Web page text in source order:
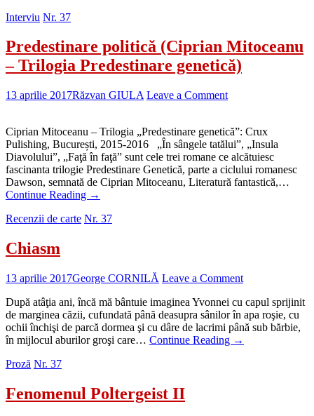
Interviu Nr. 37
Predestinare politică (Ciprian Mitoceanu
– Trilogia Predestinare genetică)
13 aprilie 2017Răzvan GIULA Leave a Comment
Ciprian Mitoceanu – Trilogia „Predestinare genetică”: Crux
Pulishing, București, 2015-2016 „În sângele tatălui”, „Insula
Diavolului”, „Faţă în faţă” sunt cele trei romane ce alcătuiesc
fascinanta trilogie Predestinare Genetică, parte a ciclului romanesc
Dawson, semnată de Ciprian Mitoceanu, Literatură fantastică,…
Continue Reading →
Recenzii de carte Nr. 37
Chiasm
13 aprilie 2017George CORNILĂ Leave a Comment
După atâţia ani, încă mă bântuie imaginea Yvonnei cu capul sprijinit
de marginea căzii, cufundată până deasupra sânilor în apa roşie, cu
ochii închişi de parcă dormea şi cu dâre de lacrimi până sub bărbie,
în mijlocul aburilor groşi care… Continue Reading →
Proză Nr. 37
Fenomenul Poltergeist II